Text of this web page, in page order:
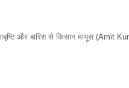
और बारिश से किसान मायूस (Amit